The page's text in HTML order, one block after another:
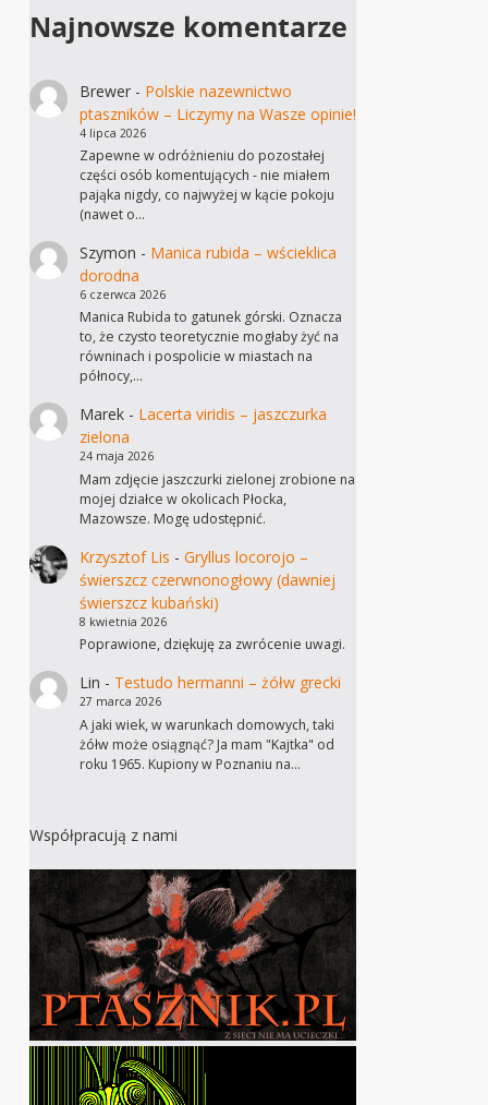
Najnowsze komentarze
Brewer- Polskie nazewnictwo
ptaszników – Liczymy na Wasze opinie!
4 lipca 2026
Zapewne w odróżnieniu do pozostałej
części osób komentujących - nie miałem
pająka nigdy, co najwyżej w kącie pokoju
(nawet o…
Szymon - Manica rubida – wścieklica
dorodna
6 czerwca 2026
Manica Rubida to gatunek górski. Oznacza
to, że czysto teoretycznie mogłaby żyć na
równinach i pospolicie w miastach na
północy,…
Marek- Lacerta viridis – jaszczurka
zielona
24 maja 2026
Mam zdjęcie jaszczurki zielonej zrobione na
mojej działce w okolicach Płocka,
Mazowsze. Mogę udostępnić.
Krzysztof Lis - Gryllus locorojo –
świerszcz czerwnonogłowy (dawniej
świerszcz kubański)
8 kwietnia 2026
Poprawione, dziękuję za zwrócenie uwagi.
Lin - Testudo hermanni – żółw grecki
27 marca 2026
A jaki wiek, w warunkach domowych, taki
żółw może osiągnąć? Ja mam "Kajtka" od
roku 1965. Kupiony w Poznaniu na…
Współpracują z nami